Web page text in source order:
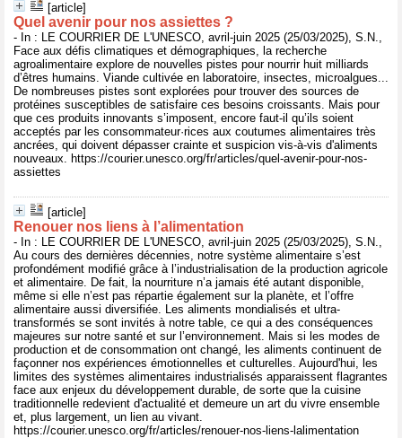
[article]
Quel avenir pour nos assiettes ?
- In : LE COURRIER DE L'UNESCO, avril-juin 2025 (25/03/2025), S.N.,
Face aux défis climatiques et démographiques, la recherche
agroalimentaire explore de nouvelles pistes pour nourrir huit milliards
d’êtres humains. Viande cultivée en laboratoire, insectes, microalgues...
De nombreuses pistes sont explorées pour trouver des sources de
protéines susceptibles de satisfaire ces besoins croissants. Mais pour
que ces produits innovants s’imposent, encore faut-il qu’ils soient
acceptés par les consommateur·rices aux coutumes alimentaires très
ancrées, qui doivent dépasser crainte et suspicion vis-à-vis d'aliments
nouveaux. https://courier.unesco.org/fr/articles/quel-avenir-pour-nos-
assiettes
[article]
Renouer nos liens à l’alimentation
- In : LE COURRIER DE L'UNESCO, avril-juin 2025 (25/03/2025), S.N.,
Au cours des dernières décennies, notre système alimentaire s’est
profondément modifié grâce à l’industrialisation de la production agricole
et alimentaire. De fait, la nourriture n’a jamais été autant disponible,
même si elle n’est pas répartie également sur la planète, et l’offre
alimentaire aussi diversifiée. Les aliments mondialisés et ultra-
transformés se sont invités à notre table, ce qui a des conséquences
majeures sur notre santé et sur l’environnement. Mais si les modes de
production et de consommation ont changé, les aliments continuent de
façonner nos expériences émotionnelles et culturelles. Aujourd'hui, les
limites des systèmes alimentaires industrialisés apparaissent flagrantes
face aux enjeux du développement durable, de sorte que la cuisine
traditionnelle redevient d'actualité et demeure un art du vivre ensemble
et, plus largement, un lien au vivant.
https://courier.unesco.org/fr/articles/renouer-nos-liens-lalimentation